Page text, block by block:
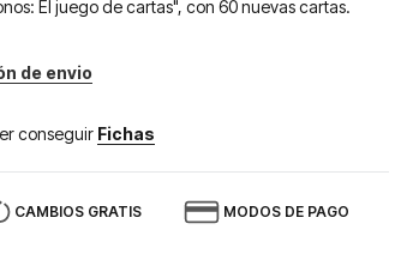
El juego de cartas", con 60 nuevas cartas.
de envio
conseguir Fichas
CAMBIOS GRATIS MODOS DE PAGO